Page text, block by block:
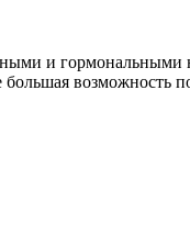
и
возможность